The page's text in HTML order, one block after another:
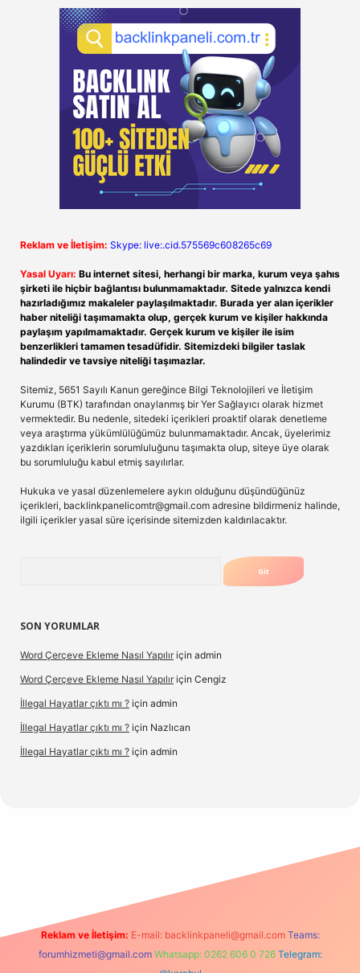
Reklam ve İletişim: Skype: live:.cid.575569c608265c69
Yasal Uyarı: Bu internet sitesi, herhangi bir marka, kurum veya şahıs
şirketi ile hiçbir bağlantısı bulunmamaktadır. Sitede yalnızca kendi
hazırladığımız makaleler paylaşılmaktadır. Burada yer alan içerikler
haber niteliği taşımamakta olup, gerçek kurum ve kişiler hakkında
paylaşım yapılmamaktadır. Gerçek kurum ve kişiler ile isim
benzerlikleri tamamen tesadüfidir. Sitemizdeki bilgiler taslak
halindedir ve tavsiye niteliği taşımazlar.
Sitemiz, 5651 Sayılı Kanun gereğince Bilgi Teknolojileri ve İletişim
Kurumu (BTK) tarafından onaylanmış bir Yer Sağlayıcı olarak hizmet
vermektedir. Bu nedenle, sitedeki içerikleri proaktif olarak denetleme
veya araştırma yükümlülüğümüz bulunmamaktadır. Ancak, üyelerimiz
yazdıkları içeriklerin sorumluluğunu taşımakta olup, siteye üye olarak
bu sorumluluğu kabul etmiş sayılırlar.
Hukuka ve yasal düzenlemelere aykırı olduğunu düşündüğünüz
içerikleri, backlinkpanelicomtr@gmail.com adresine bildirmeniz halinde,
ilgili içerikler yasal süre içerisinde sitemizden kaldırılacaktır.
SON YORUMLAR
Word Çerçeve Ekleme Nasıl Yapılır için admin
Word Çerçeve Ekleme Nasıl Yapılır için Cengiz
İllegal Hayatlar çıktı mı ? için admin
İllegal Hayatlar çıktı mı ? için Nazlıcan
İllegal Hayatlar çıktı mı ? için admin
Reklam ve İletişim: E-mail: backlinkpaneli@gmail.com Teams:
forumhizmeti@gmail.com Whatsapp: 0262 606 0 726 Telegram: